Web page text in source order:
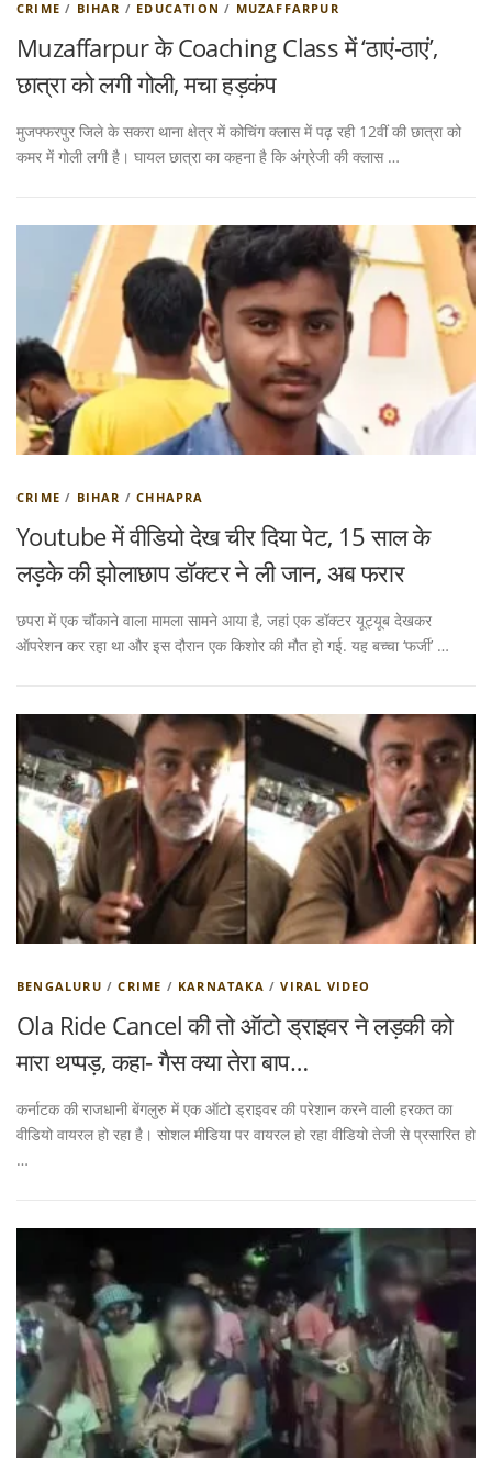
CRIME / BIHAR / EDUCATION / MUZAFFARPUR
Muzaffarpur के Coaching Class में ‘ठाएं-ठाएं’,
छात्रा को लगी गोली, मचा हड़कंप
मुजफ्फरपुर जिले के सकरा थाना क्षेत्र में कोचिंग क्लास में पढ़ रही 12वीं की छात्रा को
कमर में गोली लगी है। घायल छात्रा का कहना है कि अंग्रेजी की क्लास …
CRIME / BIHAR /CHHAPRA
Youtube में वीडियो देख चीर दिया पेट, 15 साल के
लड़के की झोलाछाप डॉक्टर ने ली जान, अब फरार
छपरा में एक चौंकाने वाला मामला सामने आया है, जहां एक डॉक्टर यूट्यूब देखकर
ऑपरेशन कर रहा था और इस दौरान एक किशोर की मौत हो गई. यह बच्चा ‘फर्जी’ …
BENGALURU /CRIME / KARNATAKA /VIRAL VIDEO
Ola Ride Cancel की तो ऑटो ड्राइवर ने लड़की को
मारा थप्पड़, कहा- गैस क्या तेरा बाप…
कर्नाटक की राजधानी बेंगलुरु में एक ऑटो ड्राइवर की परेशान करने वाली हरकत का
वीडियो वायरल हो रहा है। सोशल मीडिया पर वायरल हो रहा वीडियो तेजी से प्रसारित हो
…